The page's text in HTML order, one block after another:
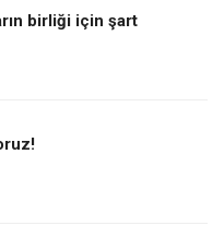
birliği için şart